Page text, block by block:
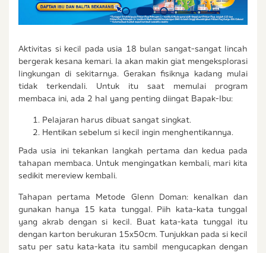
Aktivitas si kecil pada usia 18 bulan sangat-sangat lincah
bergerak kesana kemari. Ia akan makin giat mengeksplorasi
lingkungan di sekitarnya. Gerakan fisiknya kadang mulai
tidak terkendali. Untuk itu saat memulai program
membaca ini, ada 2 hal yang penting diingat Bapak-Ibu:
Pelajaran harus dibuat sangat singkat.
Hentikan sebelum si kecil ingin menghentikannya.
Pada usia ini tekankan langkah pertama dan kedua pada
tahapan membaca. Untuk mengingatkan kembali, mari kita
sedikit mereview kembali.
Tahapan pertama Metode Glenn Doman: kenalkan dan
gunakan hanya 15 kata tunggal. Piih kata-kata tunggal
yang akrab dengan si kecil. Buat kata-kata tunggal itu
dengan karton berukuran 15x50cm. Tunjukkan pada si kecil
satu per satu kata-kata itu sambil mengucapkan dengan